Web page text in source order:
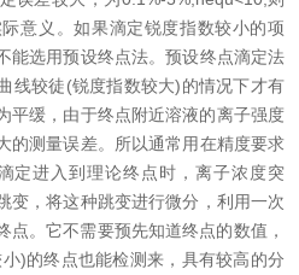
意义。如果滴定锐度指数较小的项
，不能选用预设终点法。预设终点滴定法
线较徒(锐度指数较大)的情况下才有
平缓，由于终点附近溶液的离子强度
大的测量误差。所以通常用在精度要求
定进入到理论终点时，离子浓度突
，将这种跳变进行微分，利用一次
。它不需要预先知道终点的数值，
)的终点也能检测来，具有较高的分